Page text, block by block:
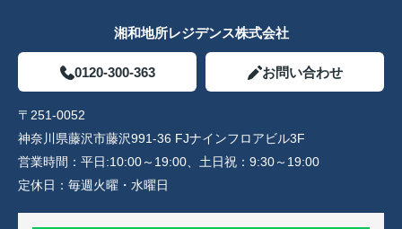
湘和地所レジデンス株式会社
0120-300-363 お問い合わせ
〒251-0052
神奈川県藤沢市藤沢991-36 FJナインフロアビル3F
営業時間： 平日:10:00～19:00、土日祝：9:30～19:00
定休日： 毎週火曜・水曜日